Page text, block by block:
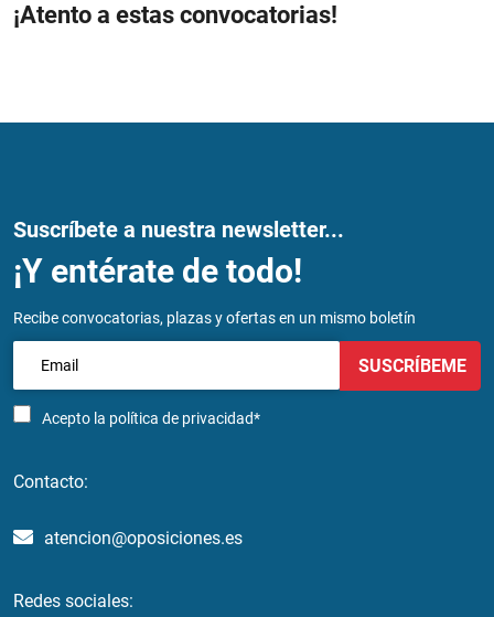
¡Atento a estas convocatorias!
Suscríbete a nuestra newsletter...
¡Y entérate de todo!
Recibe convocatorias, plazas y ofertas en un mismo boletín
Acepto la política de privacidad*
SUSCRÍBEME
Contacto:
atencion@oposiciones.es
Redes sociales: